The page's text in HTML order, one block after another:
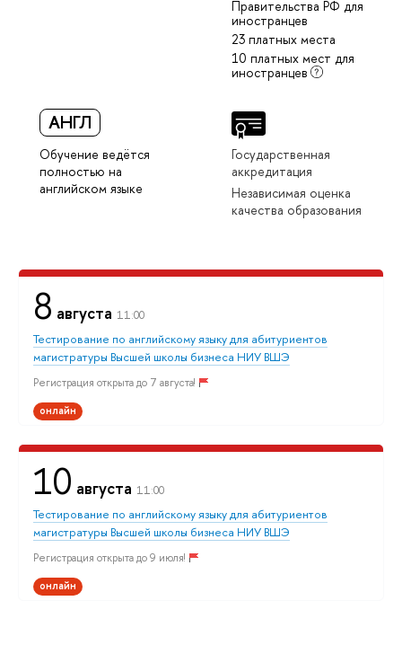
Правительства РФ для
иностранцев
23 платных места
10 платных мест для
иностранцев
АНГЛ
Обучение ведётся
полностью на
английском языке
Государственная
аккредитация
Независимая оценка
качества образования
8 августа 11:00
Тестирование по английскому языку для абитуриентов
магистратуры Высшей школы бизнеса НИУ ВШЭ
Регистрация открыта до 7 августа!
онлайн
10 августа 11:00
Тестирование по английскому языку для абитуриентов
магистратуры Высшей школы бизнеса НИУ ВШЭ
Регистрация открыта до 9 июля!
онлайн